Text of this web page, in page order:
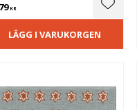
favoriter
KR Lägg
LÄGG I VARUKORGEN